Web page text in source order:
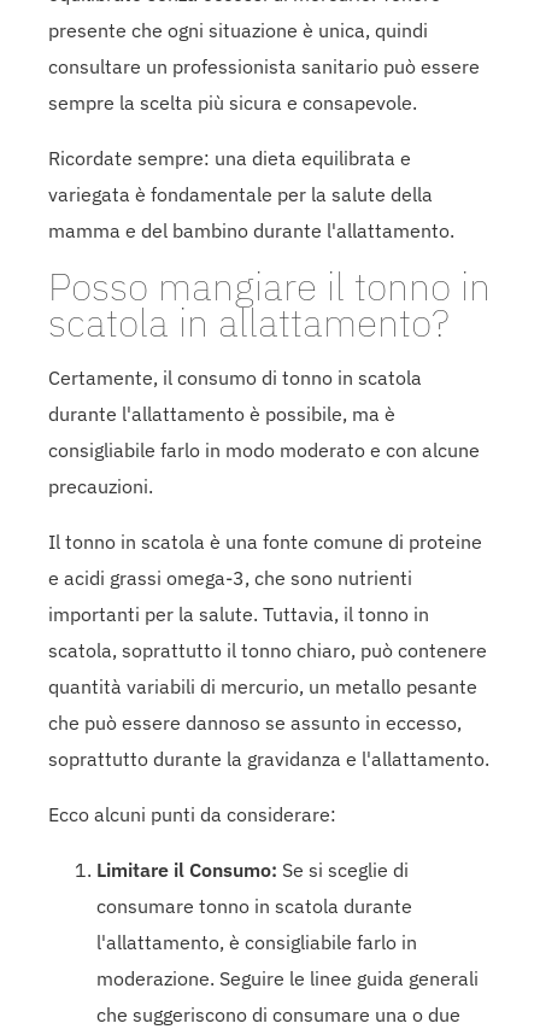
presente che ogni situazione è unica, quindi
consultare un professionista sanitario può essere
sempre la scelta più sicura e consapevole.
Ricordate sempre: una dieta equilibrata e
variegata è fondamentale per la salute della
mamma e del bambino durante l'allattamento.
Posso mangiare il tonno in
scatola in allattamento?
Certamente, il consumo di tonno in scatola
durante l'allattamento è possibile, ma è
consigliabile farlo in modo moderato e con alcune
precauzioni.
Il tonno in scatola è una fonte comune di proteine
e acidi grassi omega-3, che sono nutrienti
importanti per la salute. Tuttavia, il tonno in
scatola, soprattutto il tonno chiaro, può contenere
quantità variabili di mercurio, un metallo pesante
che può essere dannoso se assunto in eccesso,
soprattutto durante la gravidanza e l'allattamento.
Ecco alcuni punti da considerare:
Limitare il Consumo: Se si sceglie di
consumare tonno in scatola durante
l'allattamento, è consigliabile farlo in
moderazione. Seguire le linee guida generali
che suggeriscono di consumare una o due